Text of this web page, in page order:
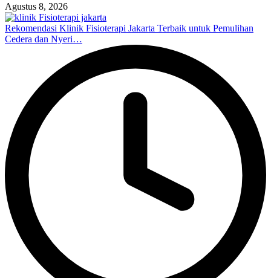
Agustus 8, 2026
Rekomendasi Klinik Fisioterapi Jakarta Terbaik untuk Pemulihan
Cedera dan Nyeri…